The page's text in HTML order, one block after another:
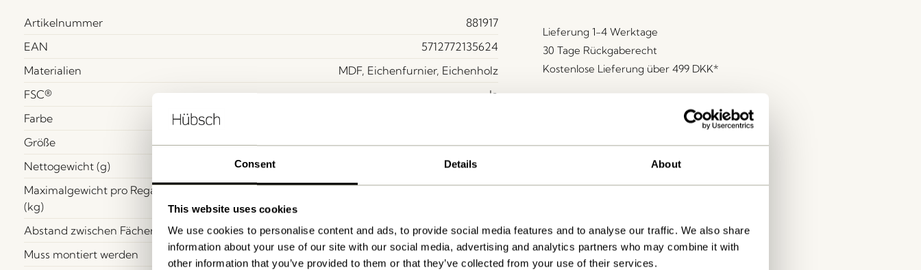
Consent Details About
This website uses cookies
We use cookies to personalise content and ads, to provide social media features and to analyse our traffic. We also share
information about your use of our site with our social media, advertising and analytics partners who may combine it with
other information that you’ve provided to them or that they’ve collected from your use of their services.
Artikelnummer
881917
EAN
5712772135624
Materialien
MDF, Eichenfurnier, Eichenholz
FSC®
Ja
Farbe
Größe
88x40xh142cm
Nettogewicht (g)
19.000
Maximalgewicht pro Regal
(kg)
4
Abstand zwischen Fächer
45
Muss montiert werden
Ja
Lieferung 1-4 Werktage
30 Tage Rückgaberecht
Kostenlose Lieferung über 499 DKK*